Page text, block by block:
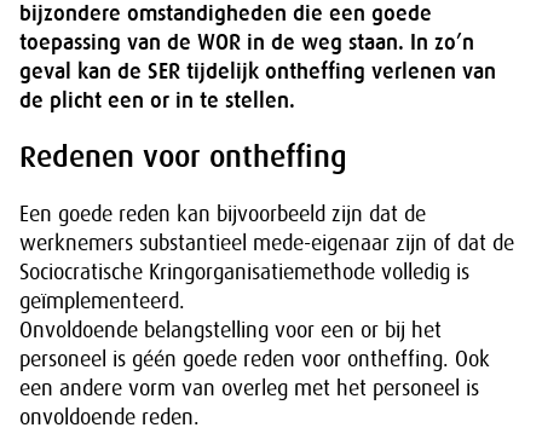
bijzondere omstandigheden die een goede
toepassing van de WOR in de weg staan. In zo’n
geval kan de SER tijdelijk ontheffing verlenen van
de plicht een or in te stellen.
Redenen voor ontheffing
Een goede reden kan bijvoorbeeld zijn dat de
werknemers substantieel mede-eigenaar zijn of dat de
Sociocratische Kringorganisatiemethode volledig is
geïmplementeerd.
Onvoldoende belangstelling voor een or bij het
personeel is géén goede reden voor ontheffing. Ook
een andere vorm van overleg met het personeel is
onvoldoende reden.